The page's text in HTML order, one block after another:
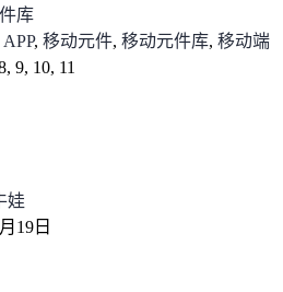
库
APP, 移动元件, 移动元件库, 移动端
9, 10, 11
娃
19日